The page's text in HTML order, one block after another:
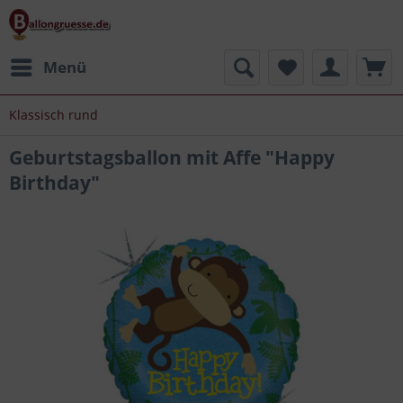
Menü
Klassisch rund
Geburtstagsballon mit Affe "Happy
Birthday"